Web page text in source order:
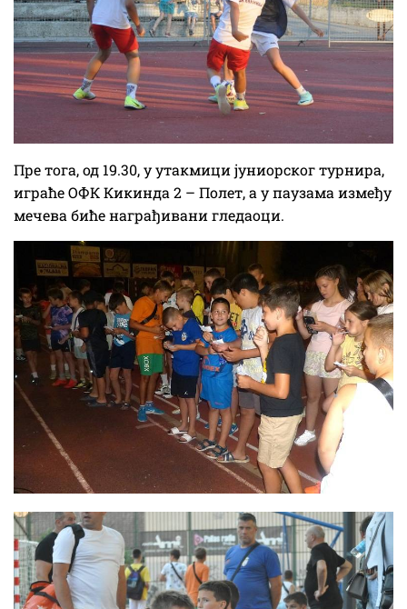
Пре тога, од 19.30, у утакмици јуниорског турнира,
играће ОФК Кикинда 2 – Полет, а у паузама између
мечева биће награђивани гледаоци.